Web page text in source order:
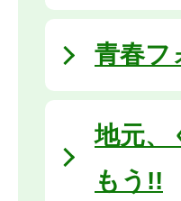
青春フ
地元、
もう!!